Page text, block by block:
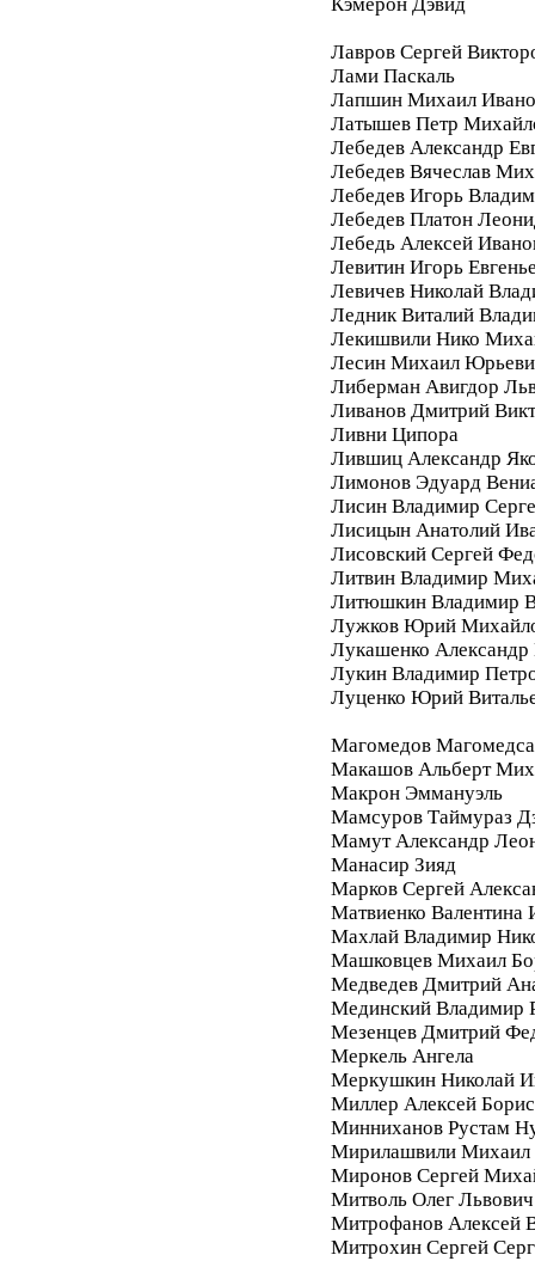
Лавров Сергей
Лами Паскаль
Лапшин Михаил
Латышев Петр
Лебедев Александр
Лебедев Вячеслав
Лебедев Игорь
Лебедев Платон
Лебедь Алексей
Левитин Игорь
Левичев Николай
Ледник Виталий
Лекишвили Нико
Лесин Михаил
Либерман Авигдор
Ливанов Дмитрий
Ливни Ципора
Лившиц Александр
Лимонов Эдуард
Лисин Владимир
Лисицын Анатолий
Лисовский Сергей
Литвин Владимир
Литюшкин Владимир
Лужков Юрий
Лукашенко Александр
Лукин Владимир
Луценко Юрий
Магомедов
Макашов Альберт
Макрон Эммануэль
Мамсуров Таймураз
Мамут Александр
Манасир Зияд
Марков Сергей
Матвиенко Валентина
Махлай Владимир
Машковцев Михаил
Медведев Дмитрий
Мединский Владимир
Мезенцев Дмитрий
Меркель Ангела
Меркушкин Николай
Миллер Алексей
Минниханов Рустам
Мирилашвили Михаил
Миронов Сергей
Митволь Олег Львович
Митрофанов Алексей
Митрохин Сергей